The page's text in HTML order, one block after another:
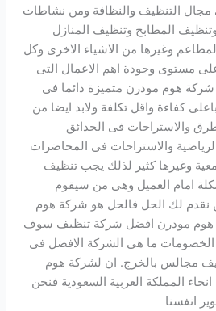
التنظيف والنظافة ومن نشاطات
المطابخ وتنظيف المنازل
وغيرها من الاشياء الاخرى وكل
مستوى وجودة اهم الاعمال التى
هوم مودرن متميزة دائما فى
كفاءة واقل تكلفة ولابد ايضا من
والاستراحات فى الحدائق
والاستراحات فى المحاضرات
وغيرها كثير لذلك يجب تنظيف
امام العميل وهى من سيقوم
نقدم لك الحل فالحل هو شركة هوم
هوم مودرن افضل شركة تنظيف سوف
الخصومات ما هى الشركة الافضل فى
مجالس بالخرج. ان لشركة هوم
المملكة العربية السعودية فنحن
انفسنا